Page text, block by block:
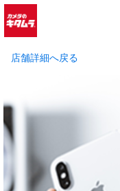
店舗詳細へ戻る